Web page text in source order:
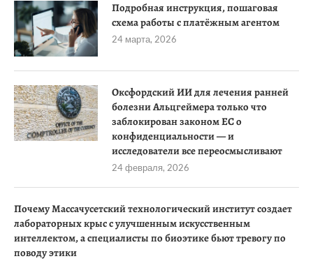
Подробная инструкция, пошаговая
схема работы с платёжным агентом
24 марта, 2026
Оксфордский ИИ для лечения ранней
болезни Альцгеймера только что
заблокирован законом ЕС о
конфиденциальности — и
исследователи все переосмысливают
24 февраля, 2026
Почему Массачусетский технологический институт создает
лабораторных крыс с улучшенным искусственным
интеллектом, а специалисты по биоэтике бьют тревогу по
поводу этики